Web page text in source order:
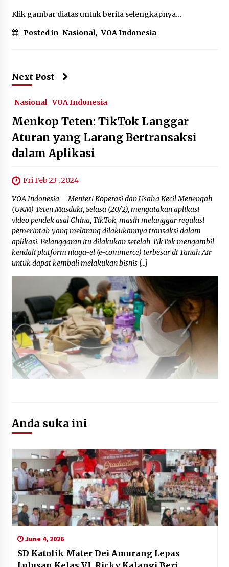
Sashya Subono Adaptasi Wajah Aktor Jadi Kera
dalam Film Hollywood
June 2, 2024
Survei Capres RI: Prabowo Masih Unggul Tipis
Klik gambar diatas untuk berita selengkapnya…
Posted in Nasional, VOA Indonesia
Next Post
Nasional VOA Indonesia
Menkop Teten: TikTok Langgar
Aturan yang Larang Bertransaksi
dalam Aplikasi
Fri Feb 23 , 2024
VOA Indonesia – Menteri Koperasi dan Usaha Kecil Menengah
(UKM) Teten Masduki, Selasa (20/2), mengatakan aplikasi
video pendek asal China, TikTok, masih melanggar regulasi
pemerintah yang melarang dilakukannya transaksi dalam
aplikasi. Pelanggaran itu dilakukan setelah TikTok mengambil
kendali platform niaga-el (e-commerce) terbesar di Tanah Air
untuk dapat kembali melakukan bisnis […]
Anda suka ini
June 4, 2026
SD Katolik Mater Dei Amurang Lepas